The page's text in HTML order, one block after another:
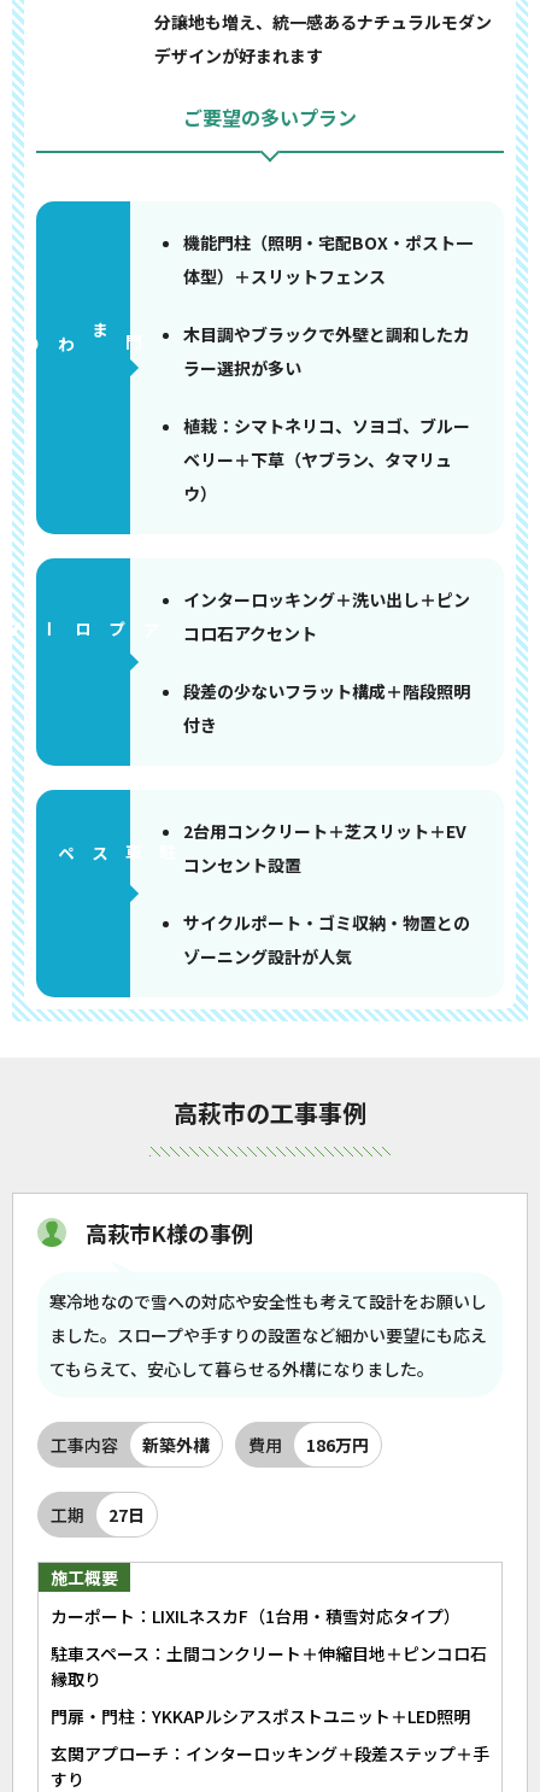
分譲地も増え、統一感あるナチュラルモダン
デザインが好まれます
ご要望の多いプラン
門まわり
機能門柱（照明・宅配BOX・ポスト一
体型）＋スリットフェンス
木目調やブラックで外壁と調和したカ
ラー選択が多い
植栽：シマトネリコ、ソヨゴ、ブルー
ベリー＋下草（ヤブラン、タマリュ
ウ）
アプローチ
インターロッキング＋洗い出し＋ピン
コロ石アクセント
段差の少ないフラット構成＋階段照明
付き
2台用コンクリート＋芝スリット＋EV
コンセント設置
サイクルポート・ゴミ収納・物置との
ゾーニング設計が人気
高萩市の工事事例
高萩市K様の事例
寒冷地なので雪への対応や安全性も考えて設計をお願いし
ました。スロープや手すりの設置など細かい要望にも応え
てもらえて、安心して暮らせる外構になりました。
工事内容 新築外構 費用 186万円
工期 27日
施工概要
カーポート：LIXILネスカF（1台用・積雪対応タイプ）
駐車スペース：土間コンクリート＋伸縮目地＋ピンコロ石
縁取り
門扉・門柱：YKKAPルシアスポストユニット＋LED照明
玄関アプローチ：インターロッキング＋段差ステップ＋手
すり